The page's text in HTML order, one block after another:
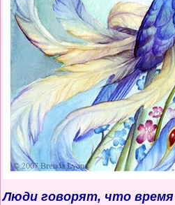
Люди говорят, что